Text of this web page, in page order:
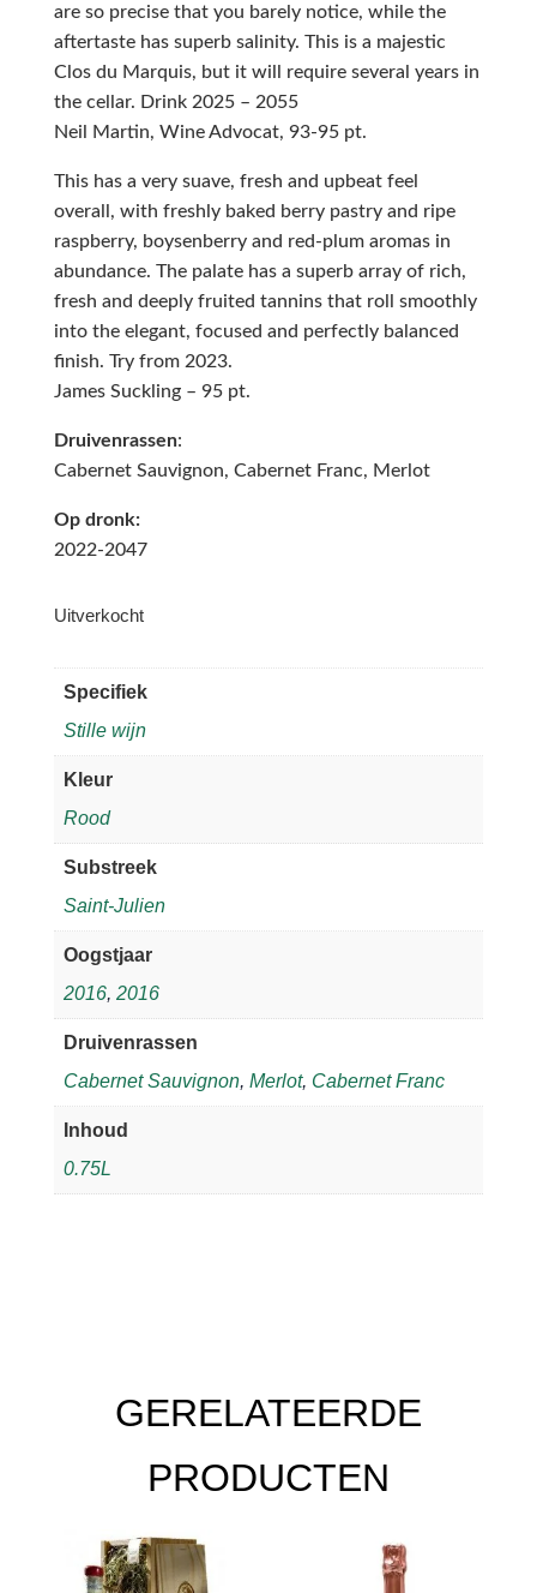
are so precise that you barely notice, while the
aftertaste has superb salinity. This is a majestic
Clos du Marquis, but it will require several years in
the cellar. Drink 2025 – 2055
Neil Martin, Wine Advocat, 93-95 pt.
This has a very suave, fresh and upbeat feel
overall, with freshly baked berry pastry and ripe
raspberry, boysenberry and red-plum aromas in
abundance. The palate has a superb array of rich,
fresh and deeply fruited tannins that roll smoothly
into the elegant, focused and perfectly balanced
finish. Try from 2023.
James Suckling – 95 pt.
Druivenrassen:
Cabernet Sauvignon, Cabernet Franc, Merlot
Op dronk:
2022-2047
Uitverkocht
Specifiek
Stille wijn
Kleur
Rood
Substreek
Saint-Julien
Oogstjaar
2016, 2016
Druivenrassen
Cabernet Sauvignon, Merlot, Cabernet Franc
Inhoud
0.75L
GERELATEERDE
PRODUCTEN